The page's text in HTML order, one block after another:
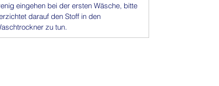
eingehen bei der ersten Wäsche, bitte
darauf den Stoff in den
zu tun.